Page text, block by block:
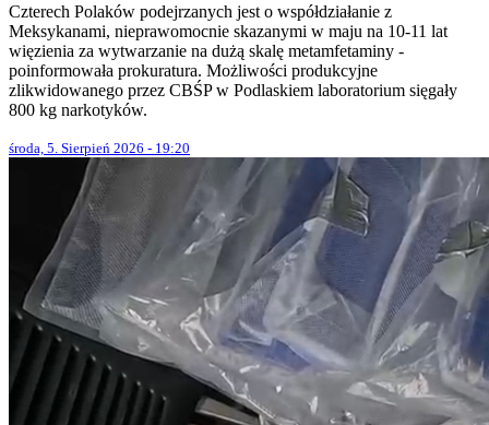
Czterech Polaków podejrzanych jest o współdziałanie z
Meksykanami, nieprawomocnie skazanymi w maju na 10-11 lat
więzienia za wytwarzanie na dużą skalę metamfetaminy -
poinformowała prokuratura. Możliwości produkcyjne
zlikwidowanego przez CBŚP w Podlaskiem laboratorium sięgały
800 kg narkotyków.
środa, 5. Sierpień 2026 - 19:20